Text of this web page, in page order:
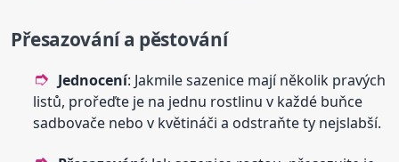
Přesazování a pěstování
Jednocení: Jakmile sazenice mají několik pravých
listů, prořeďte je na jednu rostlinu v každé buňce
sadbovače nebo v květináči a odstraňte ty nejslabší.